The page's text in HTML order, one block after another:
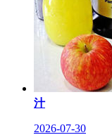
汁
2026-07-30